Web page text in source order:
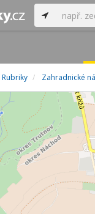
Rubriky Zahradnické